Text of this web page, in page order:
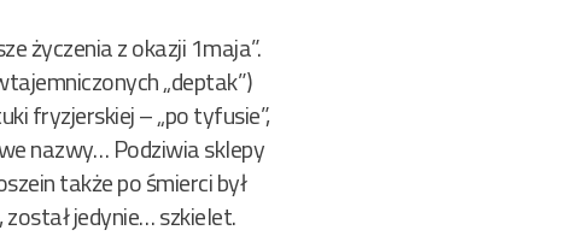
życzenia z okazji 1maja”.
„deptak”)
fryzjerskiej – „po tyfusie”,
nazwy… Podziwia sklepy
także po śmierci był
został jedynie… szkielet.